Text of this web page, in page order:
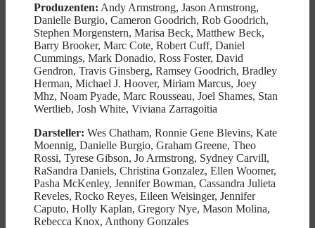
Produzenten: Andy Armstrong, Jason Armstrong,
Danielle Burgio, Cameron Goodrich, Rob Goodrich,
Stephen Morgenstern, Marisa Beck, Matthew Beck,
Barry Brooker, Marc Cote, Robert Cuff, Daniel
Cummings, Mark Donadio, Ross Foster, David
Gendron, Travis Ginsberg, Ramsey Goodrich, Bradley
Herman, Michael J. Hoover, Miriam Marcus, Joey
Mhz, Noam Pyade, Marc Rousseau, Joel Shames, Stan
Wertlieb, Josh White, Viviana Zarragoitia
Darsteller: Wes Chatham, Ronnie Gene Blevins, Kate
Moennig, Danielle Burgio, Graham Greene, Theo
Rossi, Tyrese Gibson, Jo Armstrong, Sydney Carvill,
RaSandra Daniels, Christina Gonzalez, Ellen Woomer,
Pasha McKenley, Jennifer Bowman, Cassandra Julieta
Reveles, Rocko Reyes, Eileen Weisinger, Jennifer
Caputo, Holly Kaplan, Gregory Nye, Mason Molina,
Rebecca Knox, Anthony Gonzales